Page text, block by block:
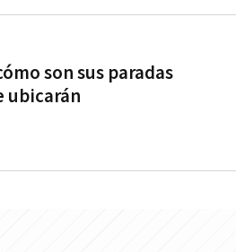
son sus paradas
ubicarán